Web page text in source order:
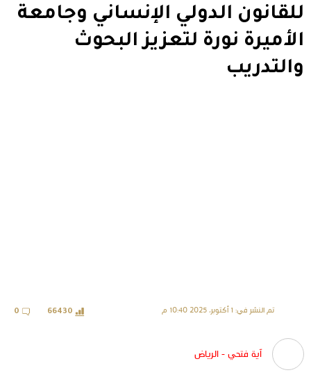
للقانون الدولي الإنساني وجامعة
الأميرة نورة لتعزيز البحوث
والتدريب
تم النشر في: 1 أكتوبر، 2025 10:40 م 66430
0
آية فتحي - الرياض